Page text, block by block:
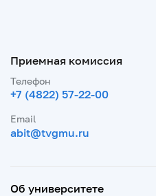
Приемная комиссия
Телефон
+7 (4822) 57-22-00
Email
abit@tvgmu.ru
Об университете